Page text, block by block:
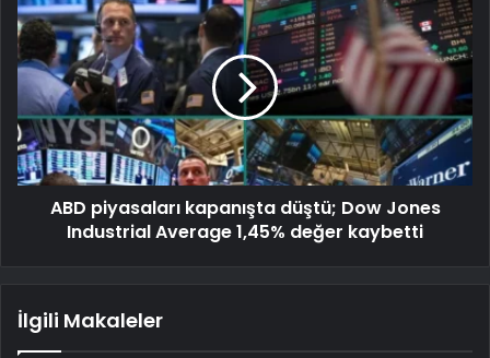
ABD piyasaları kapanışta düştü; Dow Jones
Industrial Average 1,45% değer kaybetti
İlgili Makaleler